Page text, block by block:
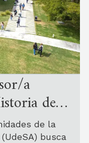
a
de
de la
busca